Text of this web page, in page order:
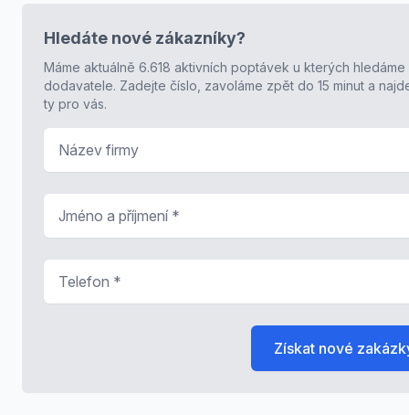
Hledáte nové zákazníky?
Máme aktuálně 6.618 aktivních poptávek u kterých hledáme
dodavatele. Zadejte číslo, zavoláme zpět do 15 minut a
ty pro vás.
Získat nové